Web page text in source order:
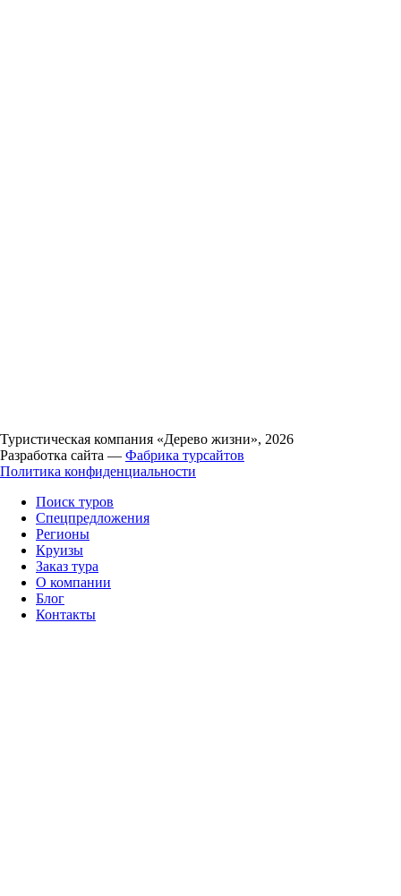
Туристическая компания «Дерево жизни», 2026
Разработка сайта — Фабрика турсайтов
Политика конфиденциальности
Поиск туров
Спецпредложения
Регионы
Круизы
Заказ тура
О компании
Блог
Контакты